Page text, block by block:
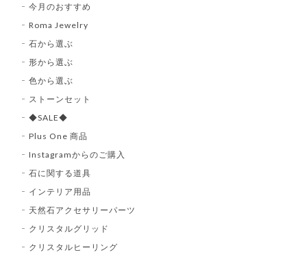
今月のおすすめ
Roma Jewelry
石から選ぶ
形から選ぶ
色から選ぶ
ストーンセット
◆SALE◆
Plus One 商品
Instagramからのご購入
石に関する道具
インテリア用品
天然石アクセサリーパーツ
クリスタルグリッド
クリスタルヒーリング